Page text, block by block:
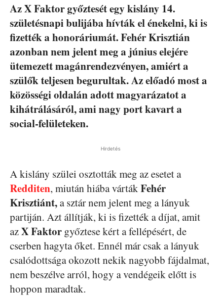
Az X Faktor győztesét egy kislány 14.
születésnapi bulijába hívták el énekelni, ki is
fizették a honoráriumát. Fehér Krisztián
azonban nem jelent meg a június elejére
ütemezett magánrendezvényen, amiért a
szülők teljesen begurultak. Az előadó most a
közösségi oldalán adott magyarázatot a
kihátrálásáról, ami nagy port kavart a
social-felületeken.
Hirdetés
A kislány szülei osztották meg az esetet a
Redditen, miután hiába vártákFehér
Krisztiánt,a sztár nem jelent meg a lányuk
partiján. Azt állítják, ki is fizették a díjat, amit
azX Faktor győztese kért a fellépésért, de
cserben hagyta őket. Ennél már csak a lányuk
csalódottsága okozott nekik nagyobb fájdalmat,
nem beszélve arról, hogy a vendégeik előtt is
hoppon maradtak.